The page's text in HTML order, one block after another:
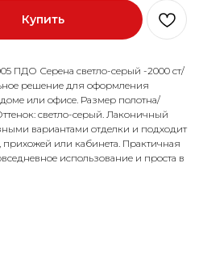
Купить
ПДО Серена светло-серый -2000 ст/
решение для оформления
или офисе. Размер полотна/
светло-серый. Лаконичный
вариантами отделки и подходит
прихожей или кабинета. Практичная
использование и проста в